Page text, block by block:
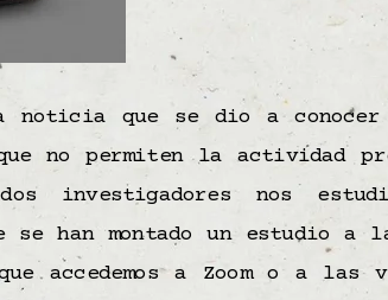
noticia que se dio a
no permiten la actividad
investigadores nos
se han montado un estudio a
accedemos a Zoom o a las